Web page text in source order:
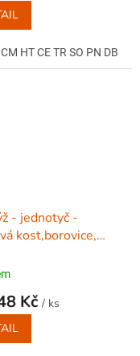
HT CE TR SO PN DB
- jednotyč -
kost,borovice,
Kč / ks